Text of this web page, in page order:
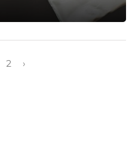
2 ›